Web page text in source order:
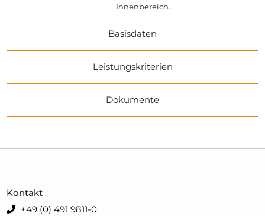
Innenbereich.
Basisdaten
Leistungskriterien
Dokumente
Kontakt
+49 (0) 491 9811-0